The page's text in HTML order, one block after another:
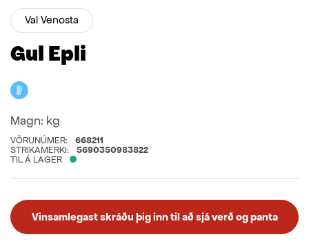
Val Venosta
Gul Epli
Magn: kg
VÖRUNÚMER:
668211
STRIKAMERKI:
5690350983822
TIL Á LAGER
Vinsamlegast skráðu þig inn til að sjá verð og panta